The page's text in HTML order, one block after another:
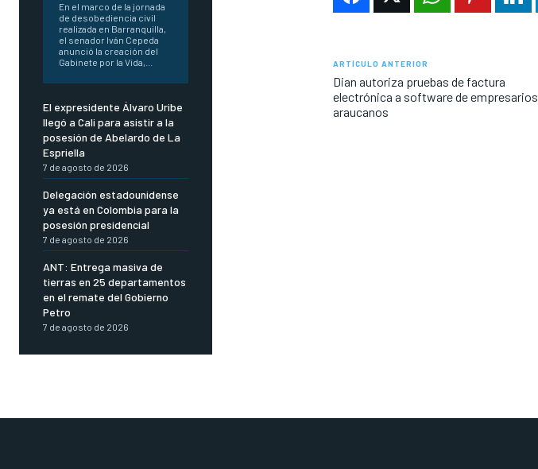
En el marco de la jornada
de desobediencia civil
realizada en Barranquilla,
el senador Iván Cepeda
anunció la creación del
Gabinete por la Vida,...
El expresidente Álvaro Uribe
llegó a Cali para asistir a la
posesión de Abelardo de La
Espriella
7 de agosto de 2026
Delegación estadounidense
ya está en Colombia para la
posesión presidencial
7 de agosto de 2026
ANT: Entrega masiva de
tierras en 25 departamentos
en el remate del Gobierno
Petro
7 de agosto de 2026
ARTÍCULO ANTERIOR
Dian autoriza pruebas de factura
electrónica a software de empresarios
araucanos